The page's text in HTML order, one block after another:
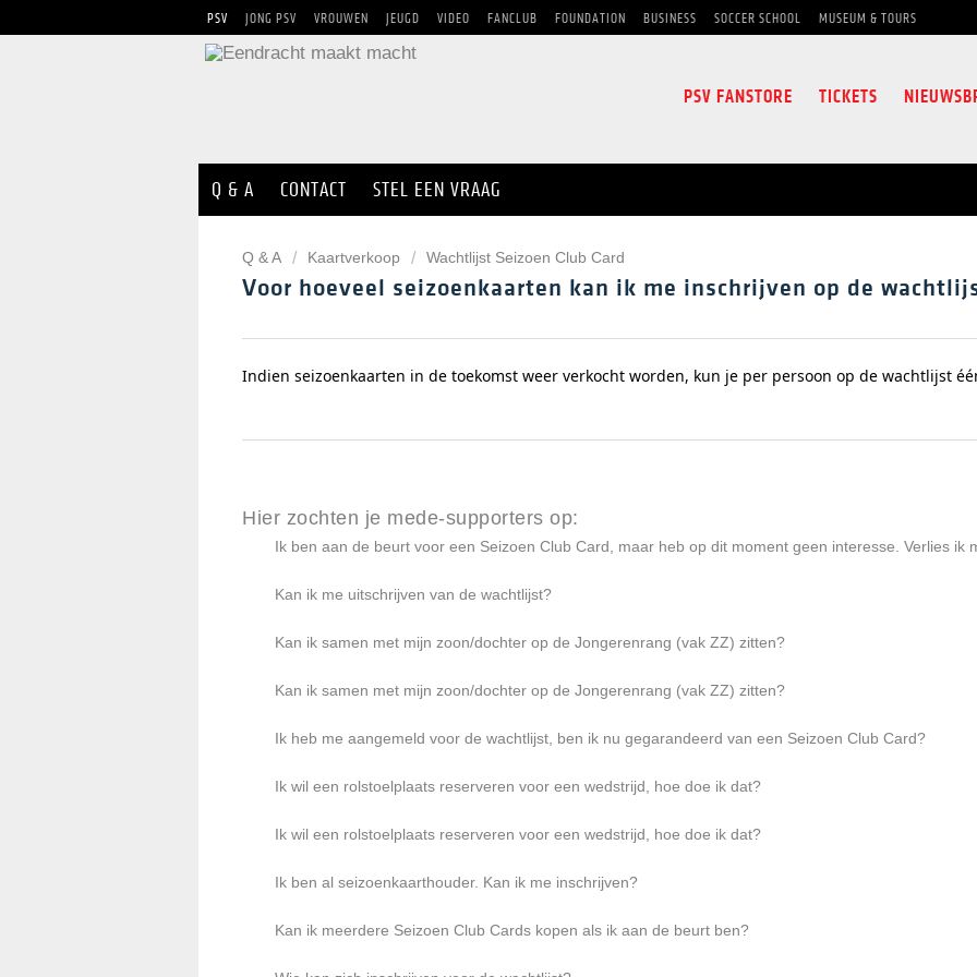
PSV JONG PSV VROUWEN JEUGD VIDEO FANCLUB FOUNDATION BUSINESS SOCCER SCHOOL MUSEUM & TOURS
PSV FANSTORE TICKETS
Q & A CONTACT STEL EEN VRAAG
Q & A Kaartverkoop Wachtlijst Seizoen Club Card
Voor hoeveel seizoenkaarten kan ik me inschrijven op de
Indien seizoenkaarten in de toekomst weer verkocht worden, kun je per persoon op de wachtlijst
Hier zochten je mede-supporters op:
Ik ben aan de beurt voor een Seizoen Club Card, maar heb op dit moment geen interesse. Verlies ik
Kan ik me uitschrijven van de wachtlijst?
Kan ik samen met mijn zoon/dochter op de Jongerenrang (vak ZZ) zitten?
Kan ik samen met mijn zoon/dochter op de Jongerenrang (vak ZZ) zitten?
Ik heb me aangemeld voor de wachtlijst, ben ik nu gegarandeerd van een Seizoen Club Card?
Ik wil een rolstoelplaats reserveren voor een wedstrijd, hoe doe ik dat?
Ik wil een rolstoelplaats reserveren voor een wedstrijd, hoe doe ik dat?
Ik ben al seizoenkaarthouder. Kan ik me inschrijven?
Kan ik meerdere Seizoen Club Cards kopen als ik aan de beurt ben?